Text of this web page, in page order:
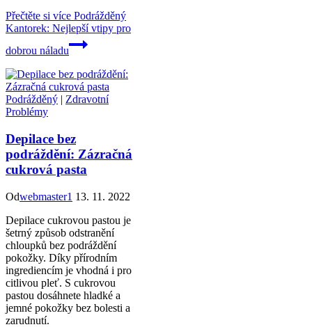
Přečtěte si více Podrážděný
Kantorek: Nejlepší vtipy pro
dobrou náladu
Podrážděný | Zdravotní
Problémy
Depilace bez
podráždění: Zázračná
cukrová pasta
Odwebmaster1 13. 11. 2022
Depilace cukrovou pastou je
šetrný způsob odstranění
chloupků bez podráždění
pokožky. Díky přírodním
ingrediencím je vhodná i pro
citlivou pleť. S cukrovou
pastou dosáhnete hladké a
jemné pokožky bez bolesti a
zarudnutí.